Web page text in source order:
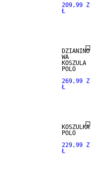
209,99 Z
Ł
MIESZANKA
DZIANINO
WA
KOSZULA
POLO
269,99 Z
Ł
KOSZULKA
POLO
229,99 Z
Ł